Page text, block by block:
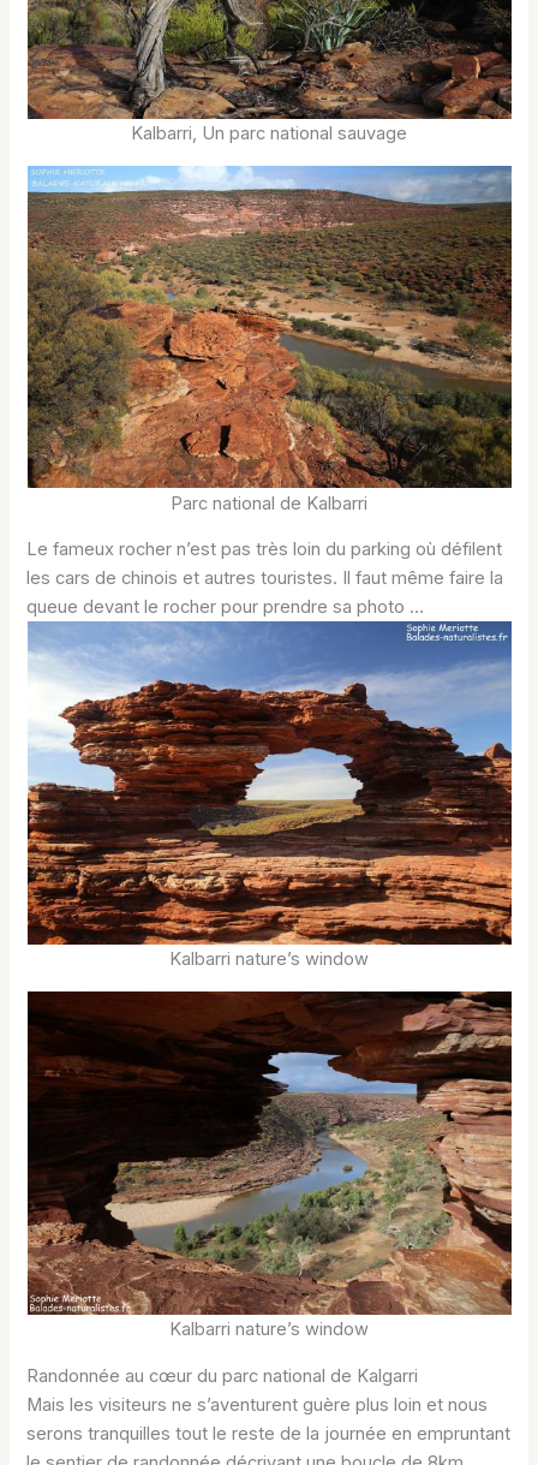
Kalbarri, Un parc national sauvage
Parc national de Kalbarri
Le fameux rocher n’est pas très loin du parking où défilent
les cars de chinois et autres touristes. Il faut même faire la
queue devant le rocher pour prendre sa photo …
Kalbarri nature’s window
Kalbarri nature’s window
Randonnée au cœur du parc national de Kalgarri
Mais les visiteurs ne s’aventurent guère plus loin et nous
serons tranquilles tout le reste de la journée en empruntant